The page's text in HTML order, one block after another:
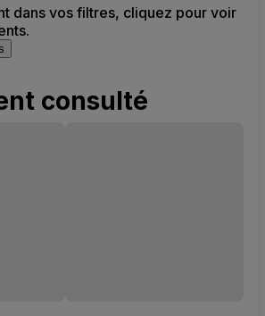
dans vos filtres, cliquez pour voir
consulté